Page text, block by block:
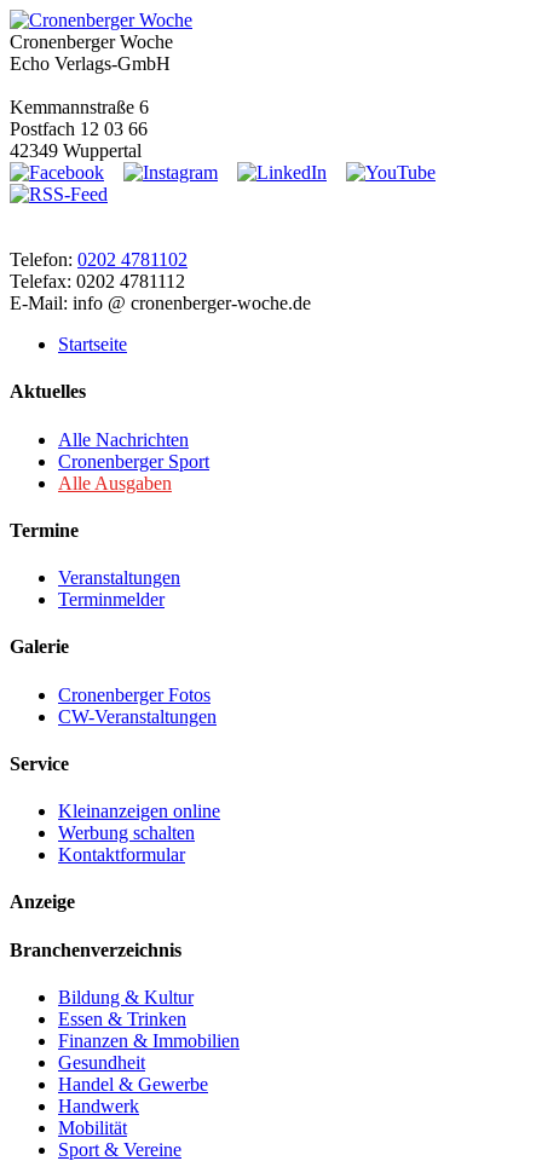
Cronenberger Woche
Echo Verlags-GmbH
Kemmannstraße 6
Postfach 12 03 66
42349 Wuppertal
Telefon: 0202 4781102
Telefax: 0202 4781112
E-Mail: info @ cronenberger-woche.de
Startseite
Aktuelles
Alle Nachrichten
Cronenberger Sport
Alle Ausgaben
Termine
Veranstaltungen
Terminmelder
Galerie
Cronenberger Fotos
CW-Veranstaltungen
Service
Kleinanzeigen online
Werbung schalten
Kontaktformular
Anzeige
Branchenverzeichnis
Bildung & Kultur
Essen & Trinken
Finanzen & Immobilien
Gesundheit
Handel & Gewerbe
Handwerk
Mobilität
Sport & Vereine